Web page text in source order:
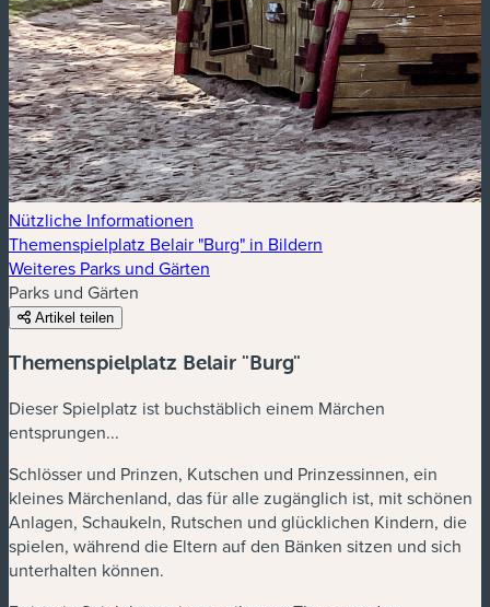
Nützliche Informationen
Themenspielplatz Belair "Burg" in Bildern
Weiteres Parks und Gärten
Parks und Gärten
Artikel teilen
Themenspielplatz Belair "Burg"
Dieser Spielplatz ist buchstäblich einem Märchen
entsprungen...
Schlösser und Prinzen, Kutschen und Prinzessinnen, ein
kleines Märchenland, das für alle zugänglich ist, mit schönen
Anlagen, Schaukeln, Rutschen und glücklichen Kindern, die
spielen, während die Eltern auf den Bänken sitzen und sich
unterhalten können.